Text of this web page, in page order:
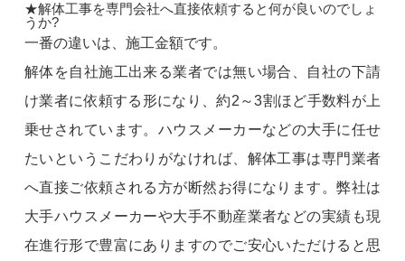
★解体工事を専門会社へ直接依頼すると何が良いのでしょ
うか?
一番の違いは、施工金額です。
解体を自社施工出来る業者では無い場合、自社の下請
け業者に依頼する形になり、約2～3割ほど手数料が上
乗せされています。ハウスメーカーなどの大手に任せ
たいというこだわりがなければ、解体工事は専門業者
へ直接ご依頼される方が断然お得になります。弊社は
大手ハウスメーカーや大手不動産業者などの実績も現
在進行形で豊富にありますのでご安心いただけると思